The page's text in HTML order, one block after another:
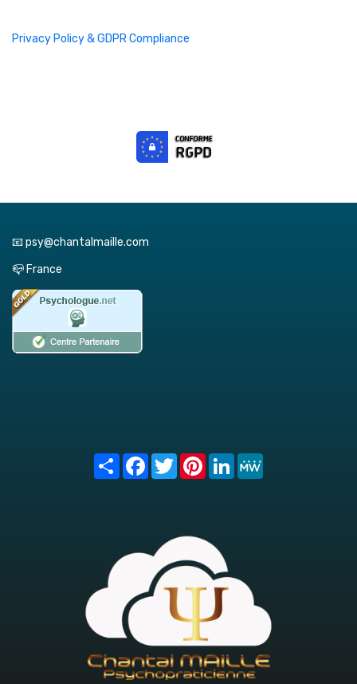
Privacy Policy & GDPR Compliance
📧 psy@chantalmaille.com
📪 France
Share FacebookTwitterPinterest
LinkedIn